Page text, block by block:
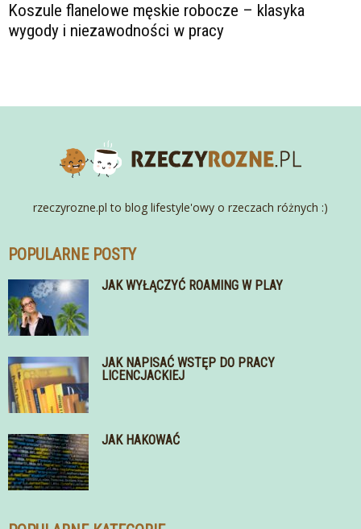
Koszule flanelowe męskie robocze – klasyka
wygody i niezawodności w pracy
rzeczyrozne.pl to blog lifestyle'owy o rzeczach różnych :)
POPULARNE POSTY
JAK WYŁĄCZYĆ ROAMING W PLAY
JAK NAPISAĆ WSTĘP DO PRACY
LICENCJACKIEJ
JAK HAKOWAĆ